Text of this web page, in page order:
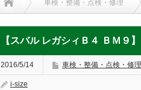
車検・整備・点検・修理
【スバル レガシィＢ４ ＢＭ９
2016/5/14 車検・整備・点検・修理
i-size